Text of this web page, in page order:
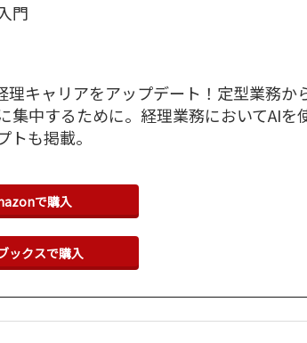
門
理キャリアをアップデート！定型業務か
集中するために。経理業務においてAIを
トも掲載。
で購入
ックスで購入